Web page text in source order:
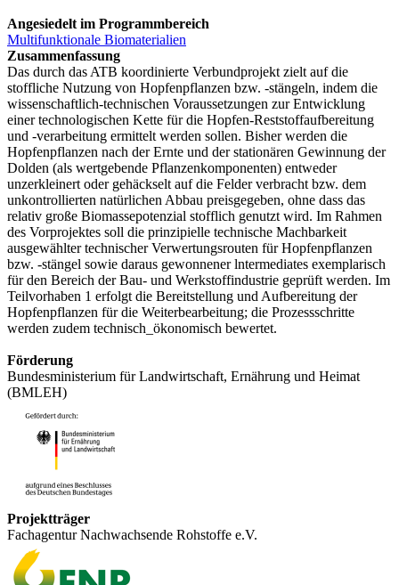
Angesiedelt im Programmbereich
Multifunktionale Biomaterialien
Zusammenfassung
Das durch das ATB koordinierte Verbundprojekt zielt auf die
stoffliche Nutzung von Hopfenpflanzen bzw. -stängeln, indem die
wissenschaftlich-technischen Voraussetzungen zur Entwicklung
einer technologischen Kette für die Hopfen-Reststoffaufbereitung
und -verarbeitung ermittelt werden sollen. Bisher werden die
Hopfenpflanzen nach der Ernte und der stationären Gewinnung der
Dolden (als wertgebende Pflanzenkomponenten) entweder
unzerkleinert oder gehäckselt auf die Felder verbracht bzw. dem
unkontrollierten natürlichen Abbau preisgegeben, ohne dass das
relativ große Biomassepotenzial stofflich genutzt wird. Im Rahmen
des Vorprojektes soll die prinzipielle technische Machbarkeit
ausgewählter technischer Verwertungsrouten für Hopfenpflanzen
bzw. -stängel sowie daraus gewonnener lntermediates exemplarisch
für den Bereich der Bau- und Werkstoffindustrie geprüft werden. Im
Teilvorhaben 1 erfolgt die Bereitstellung und Aufbereitung der
Hopfenpflanzen für die Weiterbearbeitung; die Prozessschritte
werden zudem technisch_ökonomisch bewertet.
Förderung
Bundesministerium für Landwirtschaft, Ernährung und Heimat
(BMLEH)
Projektträger
Fachagentur Nachwachsende Rohstoffe e.V.